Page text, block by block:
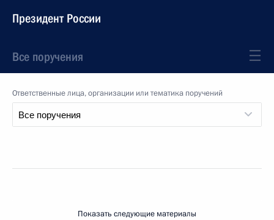
Президент России
Все поручения
Ответственные лица, организации или тематика поручений
Показать следующие материалы